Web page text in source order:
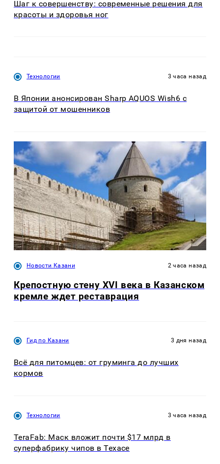
Шаг к совершенству: современные решения для
красоты и здоровья ног
Технологии 3 часа назад
В Японии анонсирован Sharp AQUOS Wish6 с
защитой от мошенников
Новости Казани 2 часа назад
Крепостную стену XVI века в Казанском
кремле ждет реставрация
Гид по Казани 3 дня назад
Всё для питомцев: от груминга до лучших
кормов
Технологии 3 часа назад
TeraFab: Маск вложит почти $17 млрд в
суперфабрику чипов в Техасе